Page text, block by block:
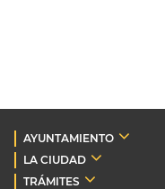
AYUNTAMIENTO
LA CIUDAD
TRÁMITES